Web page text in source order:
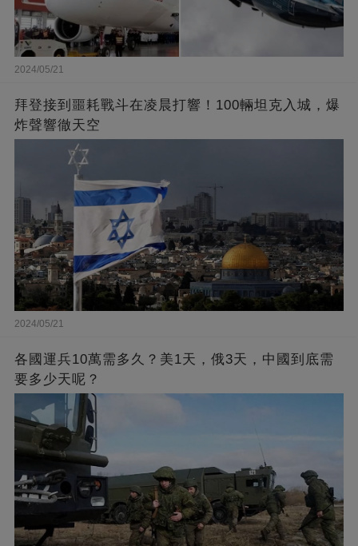
2024/05/21
拜登接到噩耗戰斗在凌晨打響！100輛坦克入城，爆
炸聲響徹天空
2024/05/21
各國運兵10萬需多久？美1天，俄3天，中國到底需
要多少天呢？